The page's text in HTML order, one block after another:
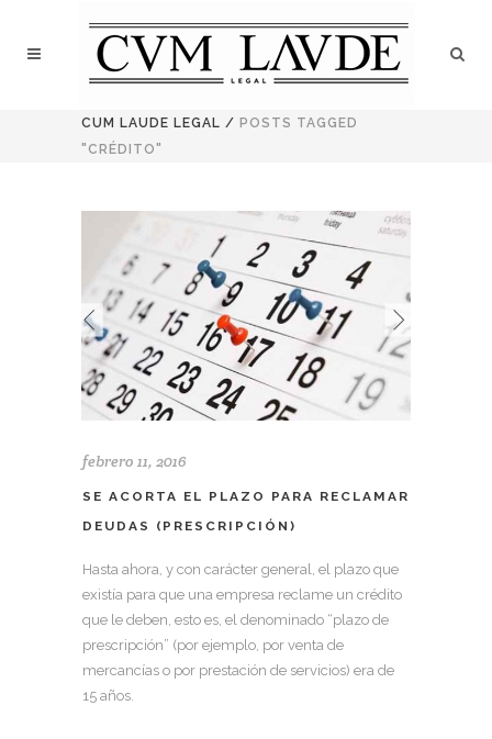
CUM LAUDE LEGAL / POSTS TAGGED
"CRÉDITO"
febrero 11, 2016
SE ACORTA EL PLAZO PARA RECLAMAR
DEUDAS (PRESCRIPCIÓN)
Hasta ahora, y con carácter general, el plazo que
existía para que una empresa reclame un crédito
que le deben, esto es, el denominado “plazo de
prescripción” (por ejemplo, por venta de
mercancías o por prestación de servicios) era de
15 años.